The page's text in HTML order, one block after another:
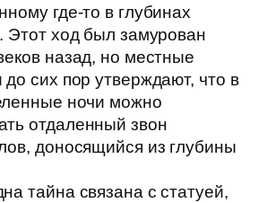
где-то в глубинах
Этот ход был замурован
назад, но местные
до сих пор утверждают, что в
ночи можно
отдаленный звон
доносящийся из глубины
тайна связана с статуей,